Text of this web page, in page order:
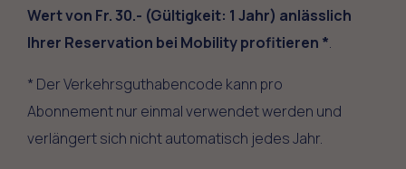
Wert von Fr. 30.- (Gültigkeit: 1 Jahr) anlässlich
Ihrer Reservation bei Mobility profitieren *.
* Der Verkehrsguthabencode kann pro
Abonnement nur einmal verwendet werden und
verlängert sich nicht automatisch jedes Jahr.